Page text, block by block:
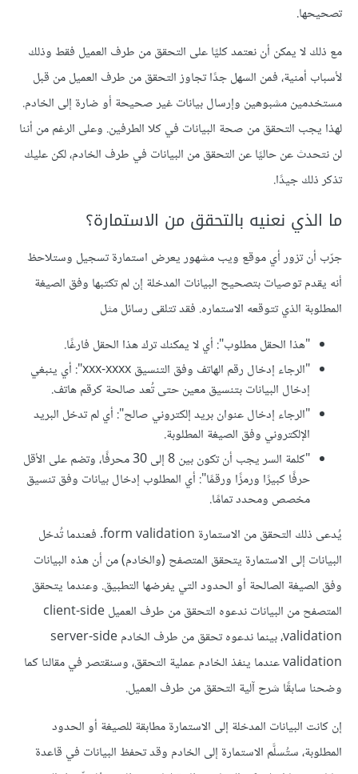
تصحيحها.
مع ذلك لا يمكن أن نعتمد كليًا على التحقق من طرف العميل فقط وذلك
لأسباب أمنية، فمن السهل جدًا تجاوز التحقق من طرف العميل من قبل
مستخدمين مشبوهين وإرسال بيانات غير صحيحة أو ضارة إلى الخادم.
لهذا يجب التحقق من صحة البيانات في كلا الطرفين. وعلى الرغم من أننا
لن نتحدث عن حاليًا عن التحقق من البيانات في طرف الخادم، لكن عليك
تذكر ذلك جيدًا.
ما الذي نعنيه بالتحقق من الاستمارة؟
جرّب أن تزور أي موقع ويب مشهور يعرض استمارة تسجيل وستلاحظ
أنه يقدم توصيات بتصحيح البيانات المدخلة إن لم تكتبها وفق الصيغة
المطلوبة الذي تتوقعه الاستماره. فقد تتلقى رسائل مثل
"هذا الحقل مطلوب": أي لا يمكنك ترك هذا الحقل فارغًا.
"الرجاء إدخال رقم الهاتف وفق التنسيق xxx-xxxx": أي ينبغي
إدخال البيانات بتنسيق معين حتى تُعد صالحة كرقم هاتف.
"الرجاء إدخال عنوان بريد إلكتروني صالح": أي لم تدخل البريد
الإلكتروني وفق الصيغة المطلوبة.
"كلمة السر يجب أن تكون بين 8 إلى 30 محرفًا، وتضم على اﻷقل
حرفًا كبيرًا ورمزًا ورقمًا": أي المطلوب إدخال بيانات وفق تنسيق
مخصص ومحدد تمامًا.
يُدعى ذلك التحقق من الاستمارة form validation. فعندما تُدخل
البيانات إلى الاستمارة يتحقق المتصفح (والخادم) من أن هذه البيانات
وفق الصيغة الصالحة أو الحدود التي يفرضها التطبيق. وعندما يتحقق
المتصفح من البيانات ندعوه التحقق من طرف العميل client-side
validation، بينما ندعوه تحقق من طرف الخادم server-side
validation عندما ينفذ الخادم عملية التحقق، وسنقتصر في مقالنا كما
وضحنا سابقًا شرح آلية التحقق من طرف العميل.
إن كانت البيانات المدخلة إلى الاستمارة مطابقة للصيغة أو الحدود
المطلوبة، ستُسلَّم الاستمارة إلى الخادم وقد تحفظ البيانات في قاعدة